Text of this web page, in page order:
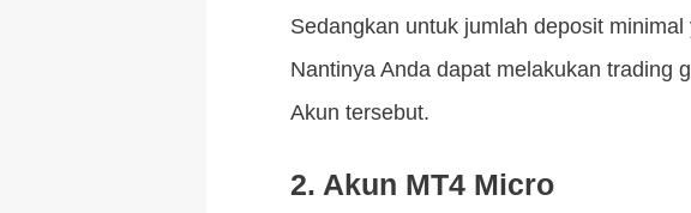
Sedangkan untuk jumlah deposit
Nantinya Anda dapat melakukan trading
Akun tersebut.
2. Akun MT4 Micro